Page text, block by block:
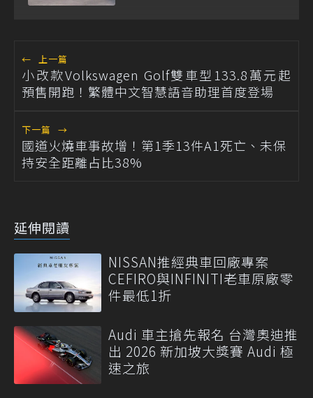
← 上一篇
小改款Volkswagen Golf雙車型133.8萬元起
預售開跑！繁體中文智慧語音助理首度登場
下一篇 →
國道火燒車事故增！第1季13件A1死亡、未保
持安全距離占比38%
延伸閱讀
NISSAN推經典車回廠專案
CEFIRO與INFINITI老車原廠零
件最低1折
Audi 車主搶先報名 台灣奧迪推
出 2026 新加坡大獎賽 Audi 極
速之旅